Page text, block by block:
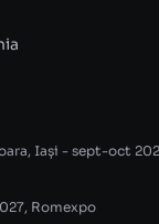
Iași - sept-oct
Romexpo